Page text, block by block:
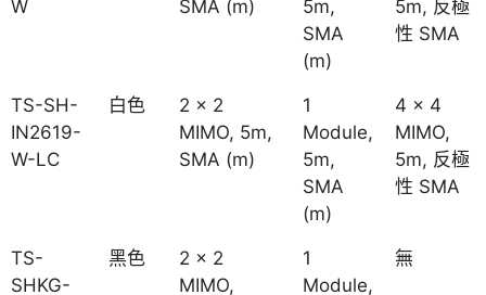
W
SMA (m)
5m,
SMA
(m)
5m, 反極
性 SMA
TS-SH-
IN2619-
W-LC
白色
2 x 2
MIMO, 5m,
SMA (m)
1
Module,
5m,
SMA
(m)
4 x 4
MIMO,
5m, 反極
性 SMA
TS-
SHKG-
黑色
2 x 2
MIMO,
1
Module,
無